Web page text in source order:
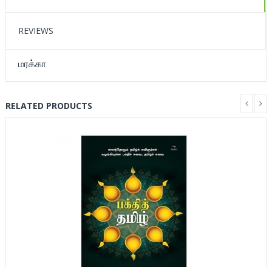
REVIEWS
மரக்கா
RELATED PRODUCTS